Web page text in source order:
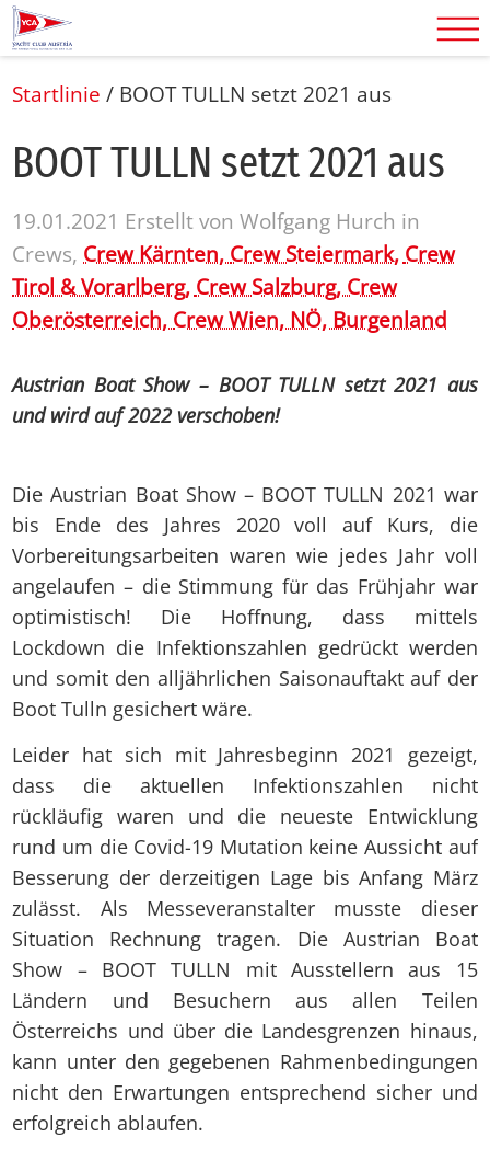
Startlinie / BOOT TULLN setzt 2021 aus
BOOT TULLN setzt 2021 aus
19.01.2021 Erstellt vonWolfgang Hurch in
Crews, Crew Kärnten, Crew Steiermark, Crew
Tirol & Vorarlberg, Crew Salzburg, Crew
Oberösterreich, Crew Wien, NÖ, Burgenland
Austrian Boat Show – BOOT TULLN setzt 2021 aus
und wird auf 2022 verschoben!
Die Austrian Boat Show – BOOT TULLN 2021 war
bis Ende des Jahres 2020 voll auf Kurs, die
Vorbereitungsarbeiten waren wie jedes Jahr voll
angelaufen – die Stimmung für das Frühjahr war
optimistisch! Die Hoffnung, dass mittels
Lockdown die Infektionszahlen gedrückt werden
und somit den alljährlichen Saisonauftakt auf der
Boot Tulln gesichert wäre.
Leider hat sich mit Jahresbeginn 2021 gezeigt,
dass die aktuellen Infektionszahlen nicht
rückläufig waren und die neueste Entwicklung
rund um die Covid-19 Mutation keine Aussicht auf
Besserung der derzeitigen Lage bis Anfang März
zulässt. Als Messeveranstalter musste dieser
Situation Rechnung tragen. Die Austrian Boat
Show – BOOT TULLN mit Ausstellern aus 15
Ländern und Besuchern aus allen Teilen
Österreichs und über die Landesgrenzen hinaus,
kann unter den gegebenen Rahmenbedingungen
nicht den Erwartungen entsprechend sicher und
erfolgreich ablaufen.